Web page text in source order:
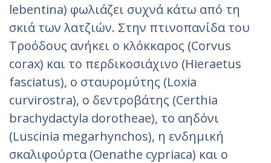
lebentina) φωλιάζει συχνά κάτω από τη
σκιά των λατζιών. Στην πτινοπανίδα του
Τροόδους ανήκει ο κλόκκαρος (Corvus
corax) και το περδικοσιάχινο (Hieraetus
fasciatus), ο σταυρομύτης (Loxia
curvirostra), ο δεντροβάτης (Certhia
brachydactyla dorotheae), το αηδόνι
(Luscinia megarhynchos), η ενδημική
σκαλιφούρτα (Oenathe cypriaca) και ο